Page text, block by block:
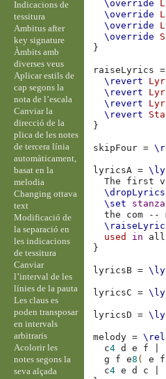
\override
\override
\override
\override
}
raiseLyrics =
\revert
\revert
\revert
\revert
}
skipFour =
lyricsA =
The
first
\dropLyrics
\set
stanza
the
com --
used
in all
}
lyricsB =
lyricsC =
lyricsD =
melody =
c4 d e f
g
f e8 ( e f
c4 e d c
Indicacions de
tessitura
Ambitus after
key signature
Àmbits amb
diverses veus
Aplicar estils de
cap segons la
nota de l’escala
Canviar la
direcció de la
plica de les notes
de tercera línia
automàticament,
basat en la
melodia
Changing ottava
text
Modificació de
la separació en
les indicacions
de tessitura
Canviar
l’interval de les
línies de la pauta
Les claus es
poden transposar
en intervals
arbitraris
Acolorir les
notes segons la
seva alçada